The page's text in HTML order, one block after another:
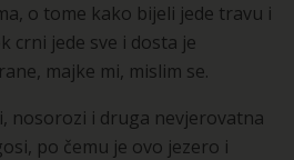
o tome kako bijeli jede travu i
crni jede sve i dosta je
majke mi, mislim se.
nosorozi i druga nevjerovatna
po čemu je ovo jezero i